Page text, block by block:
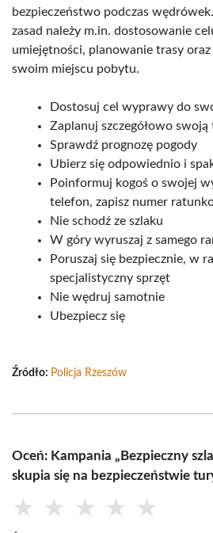
bezpieczeństwo podczas
zasad należy m.in. dostosowanie
umiejętności, planowanie trasy
swoim miejscu pobytu.
Dostosuj cel wyprawy do
Zaplanuj szczegółowo swoją
Sprawdź prognozę pogody
Ubierz się odpowiednio i
Poinformuj kogoś o swojej
telefon, zapisz numer
Nie schodź ze szlaku
W góry wyruszaj z samego
Poruszaj się bezpiecznie, w
specjalistyczny sprzęt
Nie wędruj samotnie
Ubezpiecz się
Źródło: Policja Rzeszów
Oceń: Kampania „Bezpieczny
skupia się na bezpieczeństwie
★ ★ ★ ★ ★